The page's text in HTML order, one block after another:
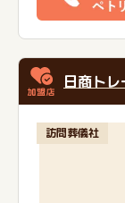
日商ト
訪問葬儀社